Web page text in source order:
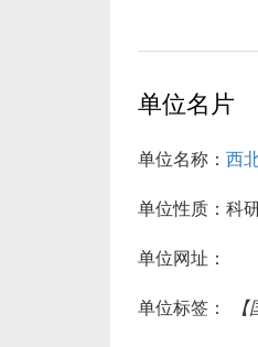
单位名片
单位名称： 西
单位性质： 科
单位网址：
单位标签：